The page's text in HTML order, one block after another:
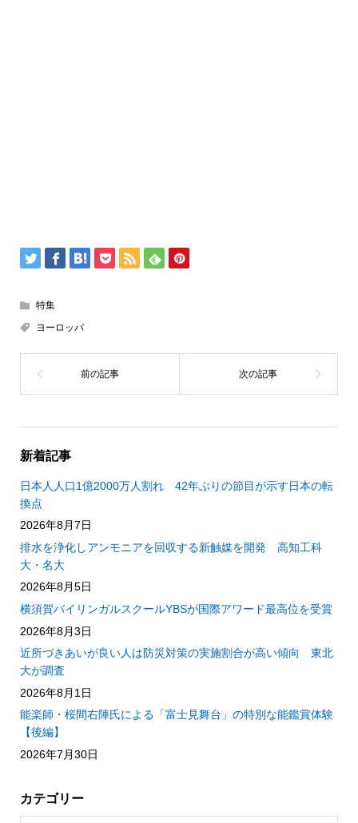
特集
ヨーロッパ
新着記事
日本人人口1億2000万人割れ 42年ぶりの節目が示す日本の転
換点
2026年8月7日
排水を浄化しアンモニアを回収する新触媒を開発 高知工科
大・名大
2026年8月5日
横須賀バイリンガルスクールYBSが国際アワード最高位を受賞
2026年8月3日
近所づきあいが良い人は防災対策の実施割合が高い傾向 東北
大が調査
2026年8月1日
能楽師・桜間右陣氏による「富士見舞台」の特別な能鑑賞体験
【後編】
2026年7月30日
カテゴリー